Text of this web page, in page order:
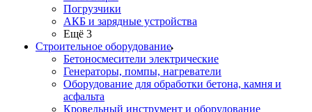
Погрузчики
АКБ и зарядные устройства
Ещё 3
Строительное оборудование
Бетоносмесители электрические
Генераторы, помпы, нагреватели
Оборудование для обработки бетона, камня и
асфальта
Кровельный инструмент и оборудование